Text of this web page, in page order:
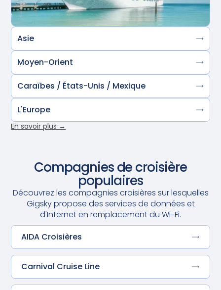
Asie
Moyen-Orient
Caraïbes / États-Unis / Mexique
L'Europe
En savoir plus →
Compagnies de croisière
populaires
Découvrez les compagnies croisières sur lesquelles
Gigsky propose des services de données et
d'Internet en remplacement du Wi-Fi.
AIDA Croisières
Carnival Cruise Line